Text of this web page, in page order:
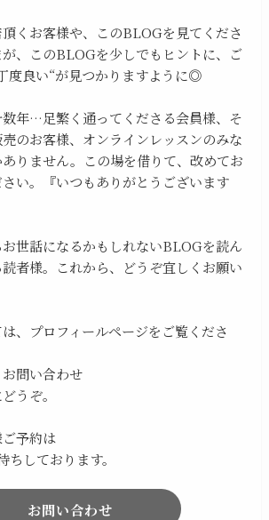
くお客様や、このBLOGを見てくださ
、このBLOGを少しでもヒントに、ご
度良い“が見つかりますように◎
年…足繁く通ってくださる会員様、そ
のお客様、オンラインレッスンのみな
りません。この場を借りて、改めてお
い。『いつもありがとうございます
世話になるかもしれないBLOGを読ん
者様。これから、どうぞ宜しくお願い
、プロフィールページをご覧くださ
問い合わせ
うぞ。
予約は
しております。
お問い合わせ